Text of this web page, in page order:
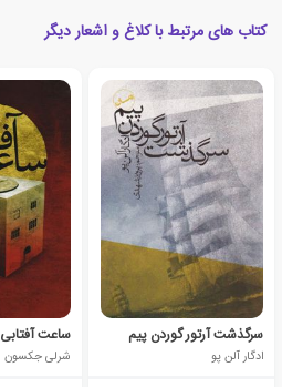
کتاب های مرتبط با کلاغ و اشعار دیگر
سرگذشت آرتور گوردن پیم
ادگار آلن پو
ساعت آفتابی
شرلی جکسون